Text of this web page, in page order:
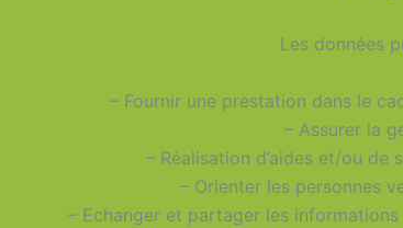
Les données
– Fournir une prestation dans le
– Assurer la
– Réalisation d’aides et/ou
– Orienter les personnes
– Echanger et partager les